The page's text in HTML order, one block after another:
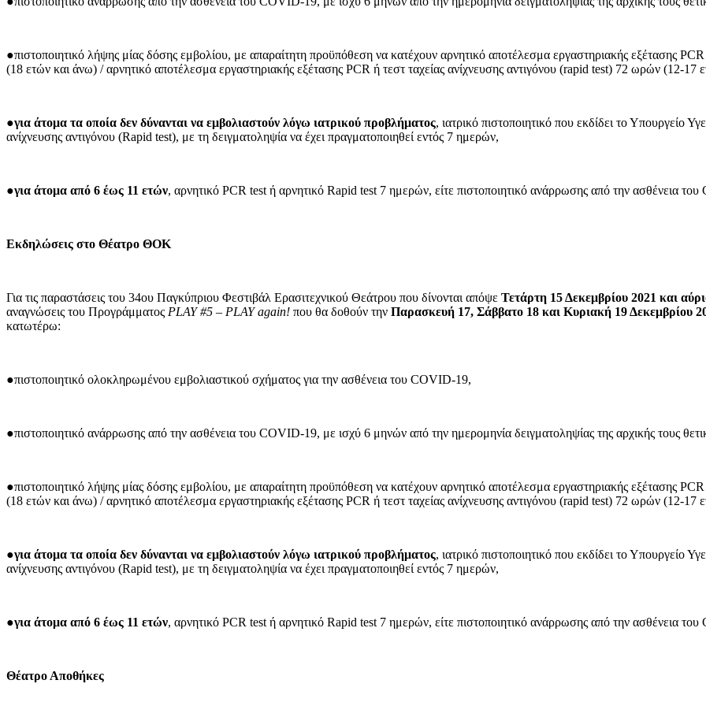
●πιστοποιητικό λήψης μίας δόσης εμβολίου, με απαραίτητη προϋπόθεση να κατέχουν αρνητικό αποτέλεσμα εργαστηριακής εξέτασης
(18 ετών και άνω) / αρνητικό αποτέλεσμα εργαστηριακής εξέτασης PCR ή τεστ ταχείας ανίχνευσης αντιγόνου (rapid test) 72 ωρών (12-17
●για άτομα τα οποία δεν δύνανται να εμβολιαστούν λόγω ιατρικού προβλήματος, ιατρικό πιστοποιητικό που εκδίδει το Υπουργείο
ανίχνευσης αντιγόνου (Rapid test), με τη δειγματοληψία να έχει πραγματοποιηθεί εντός 7 ημερών,
●για άτομα από 6 έως 11 ετών, αρνητικό PCR test ή αρνητικό Rapid test 7 ημερών, είτε πιστοποιητικό ανάρρωσης από την ασθένεια
Εκδηλώσεις στο Θέατρο ΘΟΚ
Για τις παραστάσεις του 34ου Παγκύπριου Φεστιβάλ Ερασιτεχνικού Θεάτρου που δίνονται απόψε Τετάρτη 15 Δεκεμβρίου 2021 και
αναγνώσεις του Προγράμματος PLAY #5 – PLAY again! που θα δοθούν την Παρασκευή 17, Σάββατο 18 και Κυριακή 19 Δεκεμβρίου
κατωτέρω:
●πιστοποιητικό ολοκληρωμένου εμβολιαστικού σχήματος για την ασθένεια του COVID-19,
●πιστοποιητικό ανάρρωσης από την ασθένεια του COVID-19, με ισχύ 6 μηνών από την ημερομηνία δειγματοληψίας της αρχικής τους
●πιστοποιητικό λήψης μίας δόσης εμβολίου, με απαραίτητη προϋπόθεση να κατέχουν αρνητικό αποτέλεσμα εργαστηριακής εξέτασης
(18 ετών και άνω) / αρνητικό αποτέλεσμα εργαστηριακής εξέτασης PCR ή τεστ ταχείας ανίχνευσης αντιγόνου (rapid test) 72 ωρών (12-17
●για άτομα τα οποία δεν δύνανται να εμβολιαστούν λόγω ιατρικού προβλήματος, ιατρικό πιστοποιητικό που εκδίδει το Υπουργείο
ανίχνευσης αντιγόνου (Rapid test), με τη δειγματοληψία να έχει πραγματοποιηθεί εντός 7 ημερών,
●για άτομα από 6 έως 11 ετών, αρνητικό PCR test ή αρνητικό Rapid test 7 ημερών, είτε πιστοποιητικό ανάρρωσης από την ασθένεια
Θέατρο Αποθήκες